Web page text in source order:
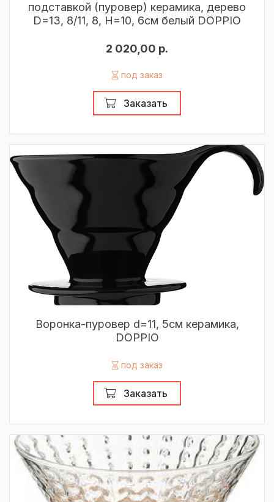
подставкой (пуровер) керамика, дерево
D=13, 8/11, 8, H=10, 6см белый DOPPIO
2 020,00 р.
под заказ
Заказать
Воронка-пуровер d=11, 5см керамика,
DOPPIO
под заказ
Заказать